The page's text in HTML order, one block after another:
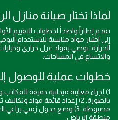
لماذا تختار صيانة
نقدم إطاراً واضحاً لخطوات التقييم
إلى اختيار مواد مناسبة للاستخدام
الحرارة، نوصي بمواد عزل حراري
والاتساع في المساحات.
خطوات عملية للوصول
1) إجراء معاينة ميدانية دقيقة
بالصورة. 2) إعداد قائمة مواد
مضبوطة. 3) وضع جدول زمني
منطقة الرياض.